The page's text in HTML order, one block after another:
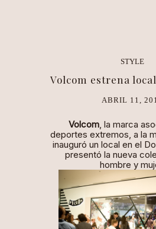
STYLE
Volcom estrena
ABRIL 11,
Volcom, la marca
deportes extremos, a la
inauguró un local en el
presentó la nueva
hombre y